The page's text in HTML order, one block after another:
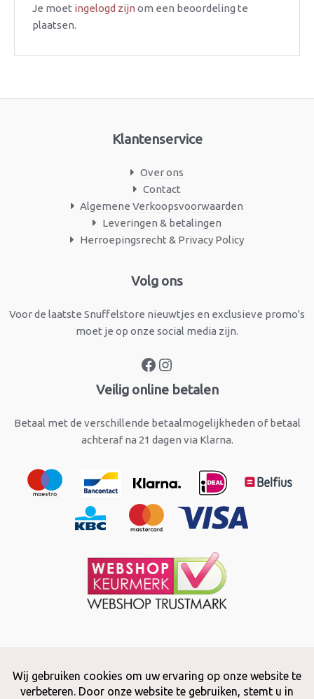
Je moet ingelogd zijn om een beoordeling te
plaatsen.
Klantenservice
Over ons
Contact
Algemene Verkoopsvoorwaarden
Leveringen & betalingen
Herroepingsrecht & Privacy Policy
Volg ons
Voor de laatste Snuffelstore nieuwtjes en exclusieve promo's
moet je op onze social media zijn.
Facebook
Veilig online betalen
Betaal met de verschillende betaalmogelijkheden of betaal
achteraf na 21 dagen via Klarna.
Copyright © 2026 Snuffelstore